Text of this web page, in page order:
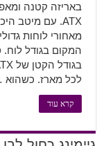
מאחורי לוחות
לכל מארז. כשהוא
קרא עוד